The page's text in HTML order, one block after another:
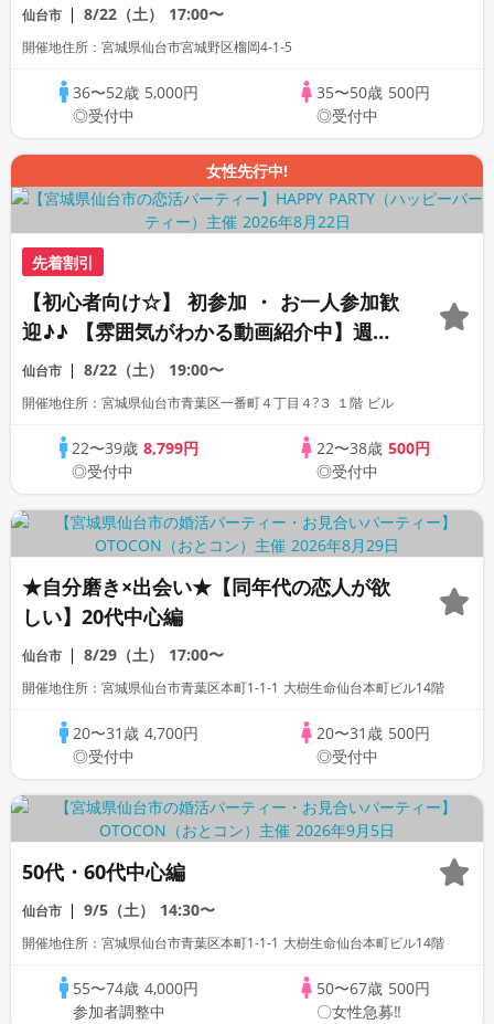
ィー」個室パーティー/WhiteKey AI
Matching/マッチングあり
仙台市 8/22（土） 17:00〜
開催地住所：宮城県仙台市宮城野区榴岡4-1-5
36〜52歳 5,000円
◎受付中
35〜50歳 500円
◎受付中
女性先行中!
先着割引
【初心者向け☆】 初参加 ・ お一人参加歓
迎♪♪ 【雰囲気がわかる動画紹介中】週末
プレミアム街コン
仙台市 8/22（土） 19:00〜
開催地住所：宮城県仙台市青葉区一番町４丁目４?３ １階 ビル
22〜39歳8,799円
◎受付中
22〜38歳 500円
◎受付中
★自分磨き×出会い★【同年代の恋人が欲
しい】20代中心編
仙台市 8/29（土） 17:00〜
開催地住所：宮城県仙台市青葉区本町1-1-1 大樹生命仙台本町ビル14階
20〜31歳 4,700円
◎受付中
20〜31歳 500円
◎受付中
50代・60代中心編
仙台市 9/5（土） 14:30〜
開催地住所：宮城県仙台市青葉区本町1-1-1 大樹生命仙台本町ビル14階
55〜74歳 4,000円
参加者調整中
50〜67歳 500円
〇女性急募‼